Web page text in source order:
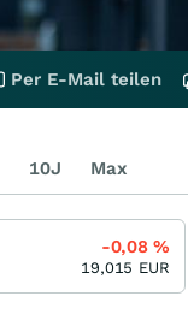
Per E-Mail teilen
10J Max
-0,08%
19,015 EUR